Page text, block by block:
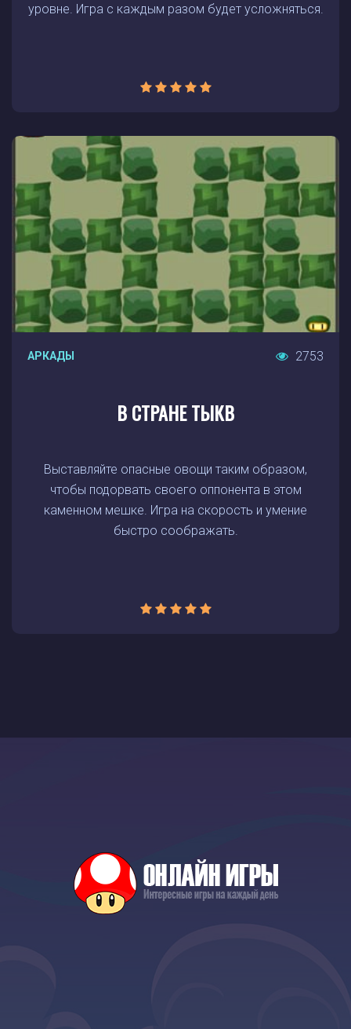
уровне. Игра с каждым разом будет усложняться.
АРКАДЫ 2753
В СТРАНЕ ТЫКВ
Выставляйте опасные овощи таким образом,
чтобы подорвать своего оппонента в этом
каменном мешке. Игра на скорость и умение
быстро соображать.